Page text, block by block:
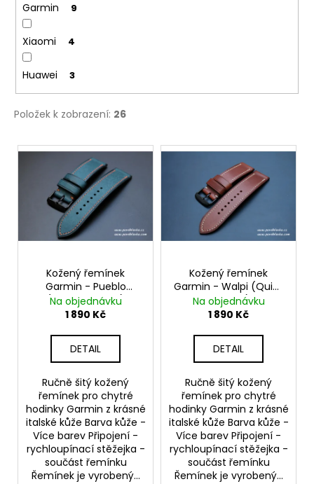
Garmin 9
Xiaomi 4
Huawei 3
Položek k zobrazení: 26
V
p
Kožený řemínek
Garmin - Pueblo
(Quick Release)
Na objednávku
1 890 Kč
DETAIL
Ručně šitý kožený
řemínek pro chytré
hodinky Garmin z krásné
italské kůže Barva kůže -
Více barev Připojení -
rychloupínací stěžejka -
součást řemínku
Řemínek je vyrobený...
Kožený řemínek
Garmin - Walpi (Quick
Release)
Na objednávku
1 890 Kč
DETAIL
Ručně šitý kožený
řemínek pro chytré
hodinky Garmin z krásné
italské kůže Barva kůže -
Více barev Připojení -
rychloupínací stěžejka -
součást řemínku
Řemínek je vyrobený...